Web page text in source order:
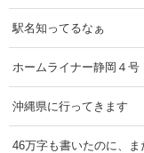
駅名知ってるなぁ
ホームライナー静岡４号
沖縄県に行ってきます
46万字も書いたのに、